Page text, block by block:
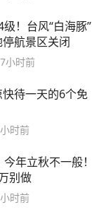
！台风“白海豚”
航景区关闭
7小时前
待一天的6个免
时前
年立秋不一般！
别做
时前